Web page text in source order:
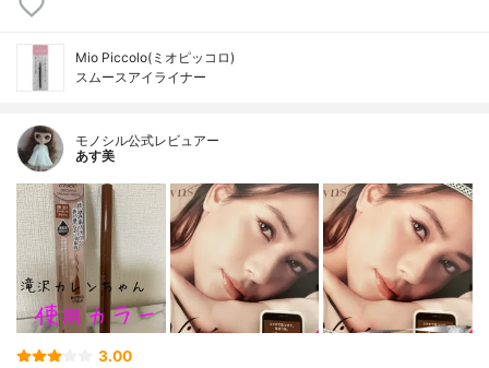
Mio Piccolo(ミオピッコロ)
スムースアイライナー
モノシル公式レビュアー
あす美
3.00